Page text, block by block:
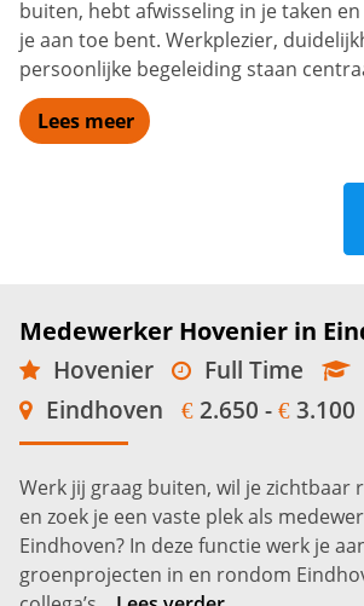
buiten, hebt afwisseling in je taken
je aan toe bent. Werkplezier,
persoonlijke begeleiding staan
Lees meer
Medewerker Hovenier in
Hovenier Full Time
Eindhoven
€ 2.650 - € 3.100
Werk jij graag buiten, wil je zichtbaar
en zoek je een vaste plek als
Eindhoven? In deze functie werk je
groenprojecten in en rondom